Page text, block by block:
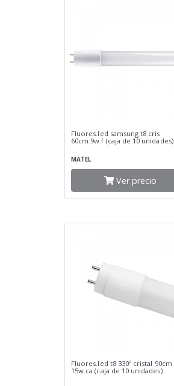
Fluores.led samsung t8 cris.
60cm.9w.f (caja de 10 unidades)
MATEL
Ver precio
Fluores.led t8 330º cristal 90cm
15w.ca (caja de 10 unidades)